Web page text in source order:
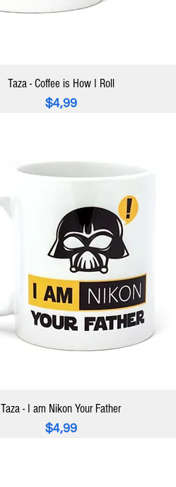
Taza - Coffee is How I Roll
Precio
$4,99
Taza - I am Nikon Your Father
Precio
$4,99